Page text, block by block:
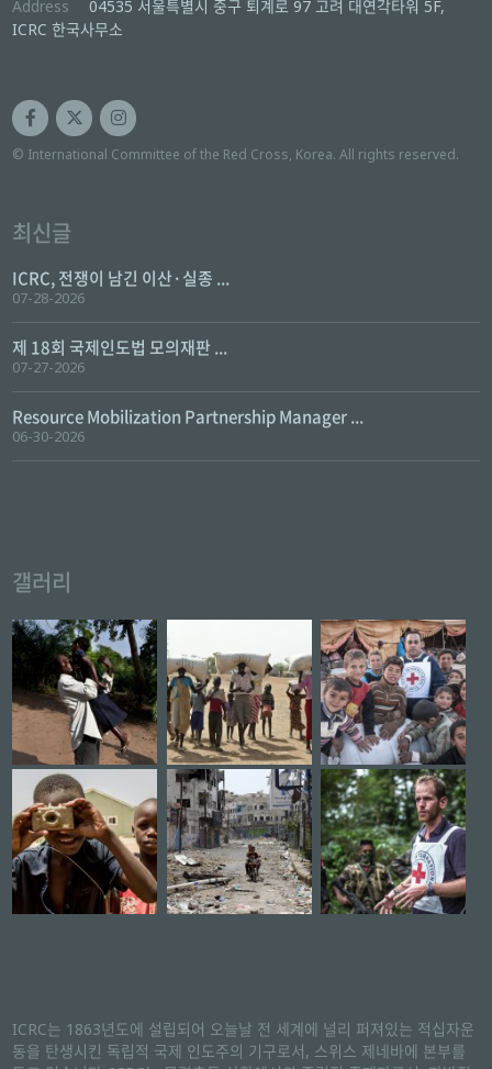
Address
04535 서울특별시 중구 퇴계로 97 고려 대연각타워 5F,
ICRC 한국사무소
© International Committee of the Red Cross, Korea. All rights reserved.
최신글
ICRC, 전쟁이 남긴 이산·실종 ...
07-28-2026
제 18회 국제인도법 모의재판 ...
07-27-2026
Resource Mobilization Partnership Manager ...
06-30-2026
갤러리
ICRC는 1863년도에 설립되어 오늘날 전 세계에 널리 퍼져있는 적십자운
동을 탄생시킨 독립적 국제 인도주의 기구로서, 스위스 제네바에 본부를